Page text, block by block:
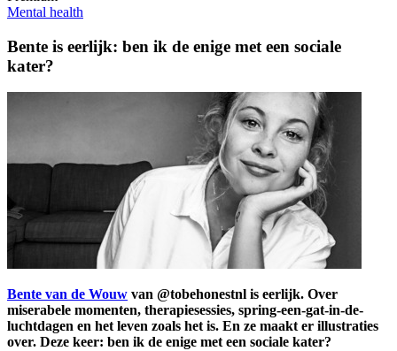
Mental health
Bente is eerlijk: ben ik de enige met een sociale
kater?
Bente van de Wouw van @tobehonestnl is eerlijk. Over
miserabele momenten, therapiesessies, spring-een-gat-in-de-
luchtdagen en het leven zoals het is. En ze maakt er illustraties
over. Deze keer: ben ik de enige met een sociale kater?